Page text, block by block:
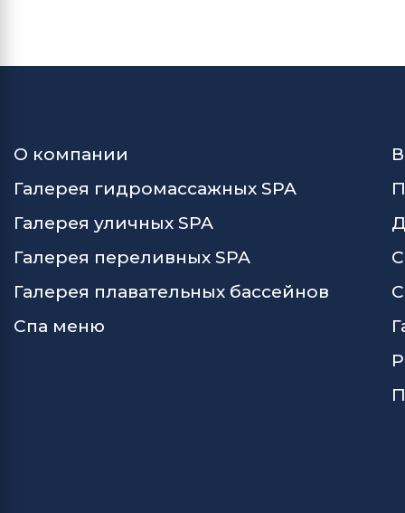
О компании
Галерея гидромассажных SPA
Галерея уличных SPA
Галерея переливных SPA
Галерея плавательных бассейнов
Спа меню